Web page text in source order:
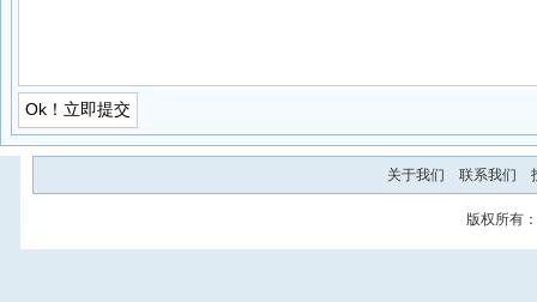
关于我们 联系我们
版权所有：